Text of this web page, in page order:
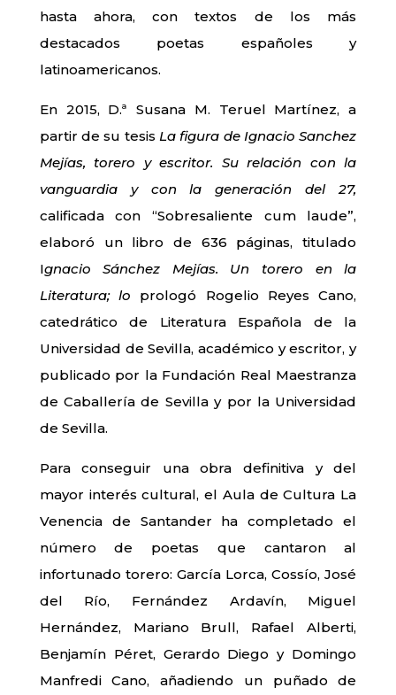
hasta ahora, con textos de los más
destacados poetas españoles y
latinoamericanos.
En 2015, D.ª Susana M. Teruel Martínez, a
partir de su tesis La figura de Ignacio Sanchez
Mejías, torero y escritor. Su relación con la
vanguardia y con la generación del 27,
calificada con “Sobresaliente cum laude”,
elaboró un libro de 636 páginas, titulado
Ignacio Sánchez Mejías. Un torero en la
Literatura; lo prologó Rogelio Reyes Cano,
catedrático de Literatura Española de la
Universidad de Sevilla, académico y escritor, y
publicado por la Fundación Real Maestranza
de Caballería de Sevilla y por la Universidad
de Sevilla.
Para conseguir una obra definitiva y del
mayor interés cultural, el Aula de Cultura La
Venencia de Santander ha completado el
número de poetas que cantaron al
infortunado torero: García Lorca, Cossío, José
del Río, Fernández Ardavín, Miguel
Hernández, Mariano Brull, Rafael Alberti,
Benjamín Péret, Gerardo Diego y Domingo
Manfredi Cano, añadiendo un puñado de